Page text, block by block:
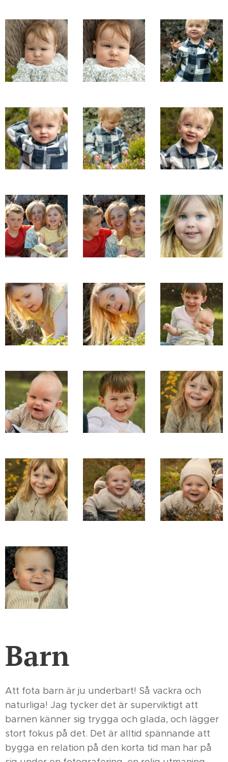
Barn
Att fota barn är ju underbart! Så vackra och
naturliga! Jag tycker det är superviktigt att
barnen känner sig trygga och glada, och lägger
stort fokus på det. Det är alltid spännande att
bygga en relation på den korta tid man har på